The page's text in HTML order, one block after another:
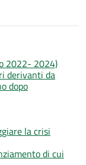
2022- 2024)
derivanti da
dopo
la crisi
di cui